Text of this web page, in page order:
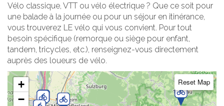
Vélo classique, VTT ou vélo électrique ? Que ce soit pour
une balade à la journée ou pour un séjour en itinérance,
vous trouverez LE vélo qui vous convient. Pour tout
besoin spécifique (remorque ou siège pour enfant,
tandem, tricycles, etc.), renseignez-vous directement
auprès des loueurs de vélo.
+
−
Reset Map